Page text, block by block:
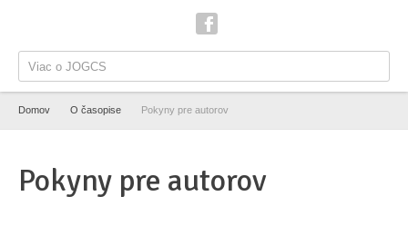
Viac o JOGCS
Domov O časopise Pokyny pre autorov
Pokyny pre autorov